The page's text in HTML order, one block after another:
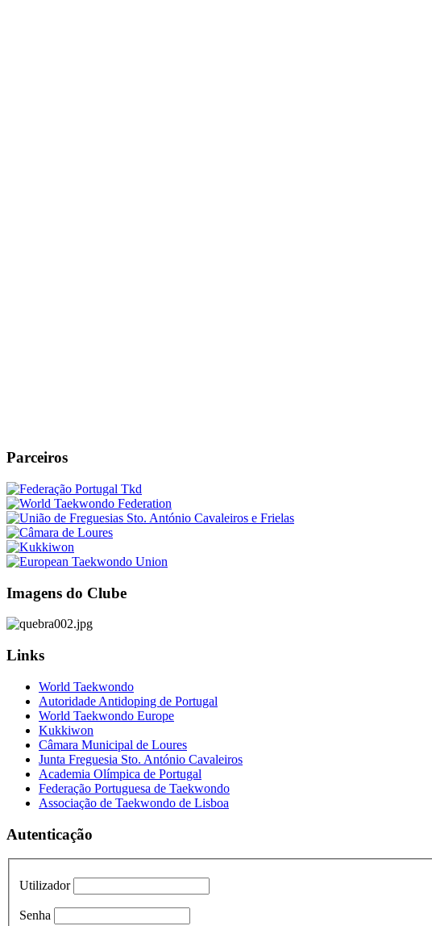
Parceiros
Imagens do Clube
Links
World Taekwondo
Autoridade Antidoping de Portugal
World Taekwondo Europe
Kukkiwon
Câmara Municipal de Loures
Junta Freguesia Sto. António Cavaleiros
Academia Olímpica de Portugal
Federação Portuguesa de Taekwondo
Associação de Taekwondo de Lisboa
Autenticação
Utilizador
Senha